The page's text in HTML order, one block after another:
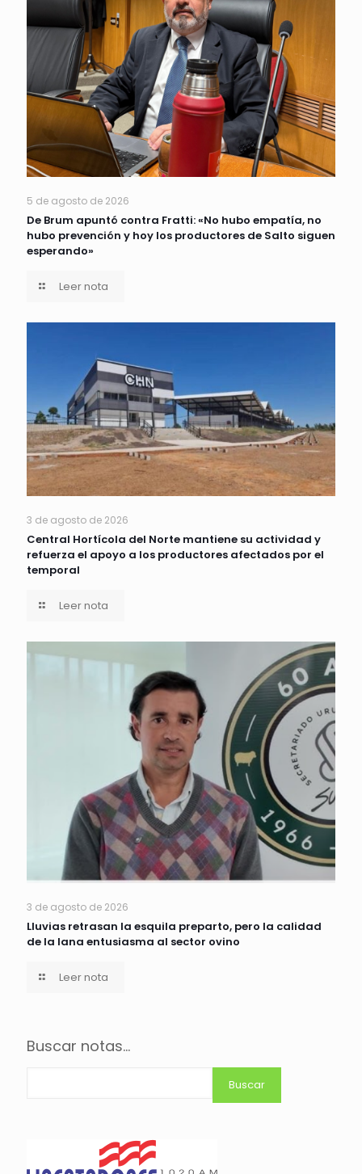
5 de agosto de 2026
De Brum apuntó contra Fratti: «No hubo empatía, no
hubo prevención y hoy los productores de Salto siguen
esperando»
Leer nota
3 de agosto de 2026
Central Hortícola del Norte mantiene su actividad y
refuerza el apoyo a los productores afectados por el
temporal
Leer nota
3 de agosto de 2026
Lluvias retrasan la esquila preparto, pero la calidad
de la lana entusiasma al sector ovino
Leer nota
Buscar notas...
Buscar